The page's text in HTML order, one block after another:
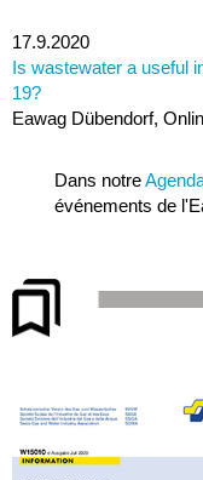
17.9.2020
Is wastewater a useful
19?
Eawag Dübendorf,
Dans notre
événements de